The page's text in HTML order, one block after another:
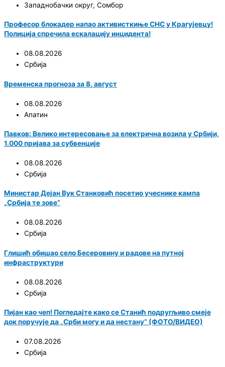
Западнобачки округ, Сомбор
Професор блокадер напао активисткиње СНС у Крагујевцу!
Полиција спречила ескалацију инцидента!
08.08.2026
Србија
Временска прогноза за 8. август
08.08.2026
Апатин
Павков: Велико интересовање за електрична возила у Србији,
1.000 пријава за субвенције
08.08.2026
Србија
Министар Дејан Вук Станковић посетио учеснике кампа
„Србија те зове“
08.08.2026
Србија
Глишић обишао село Бесеровину и радове на путној
инфраструктури
08.08.2026
Србија
Пијан као чеп! Погледајте како се Станић подругљиво смеје
док поручује да „Срби могу и да нестану“ (ФОТО/ВИДЕО)
07.08.2026
Србија